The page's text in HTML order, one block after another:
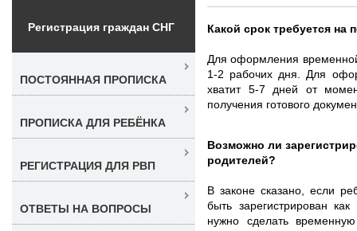
Какой срок требуется на
Для оформления
1-2 рабочих дня. Для
хватит 5-7 дней от
получения готового
Возможно ли
родителей?
В законе сказано, если
быть зарегистрирован
нужно сделать
Регистрация граждан СНГ
ПОСТОЯННАЯ ПРОПИСКА
ПРОПИСКА ДЛЯ РЕБЁНКА
РЕГИСТРАЦИЯ ДЛЯ РВП
ОТВЕТЫ НА ВОПРОСЫ